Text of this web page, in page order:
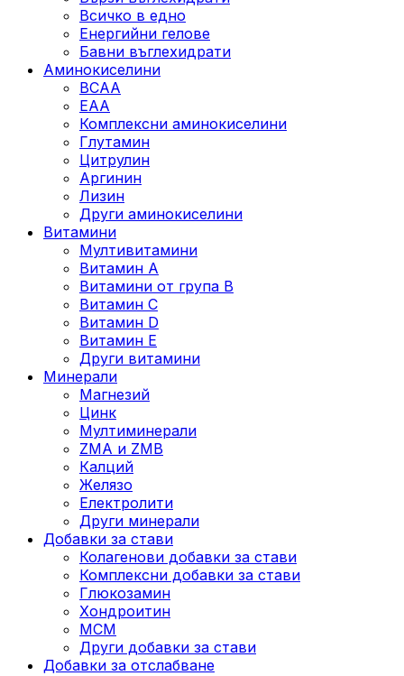
Всичко в едно
Енергийни гелове
Бавни въглехидрати
Аминокиселини
BCAA
EAA
Комплексни аминокиселини
Глутамин
Цитрулин
Аргинин
Лизин
Други аминокиселини
Витамини
Мултивитамини
Витамин А
Витамини от група B
Витамин C
Витамин D
Витамин E
Други витамини
Минерали
Магнезий
Цинк
Мултиминерали
ZMA и ZMB
Калций
Желязо
Електролити
Други минерали
Добавки за стави
Колагенови добавки за стави
Комплексни добавки за стави
Глюкозамин
Хондроитин
МСМ
Други добавки за стави
Добавки за отслабване